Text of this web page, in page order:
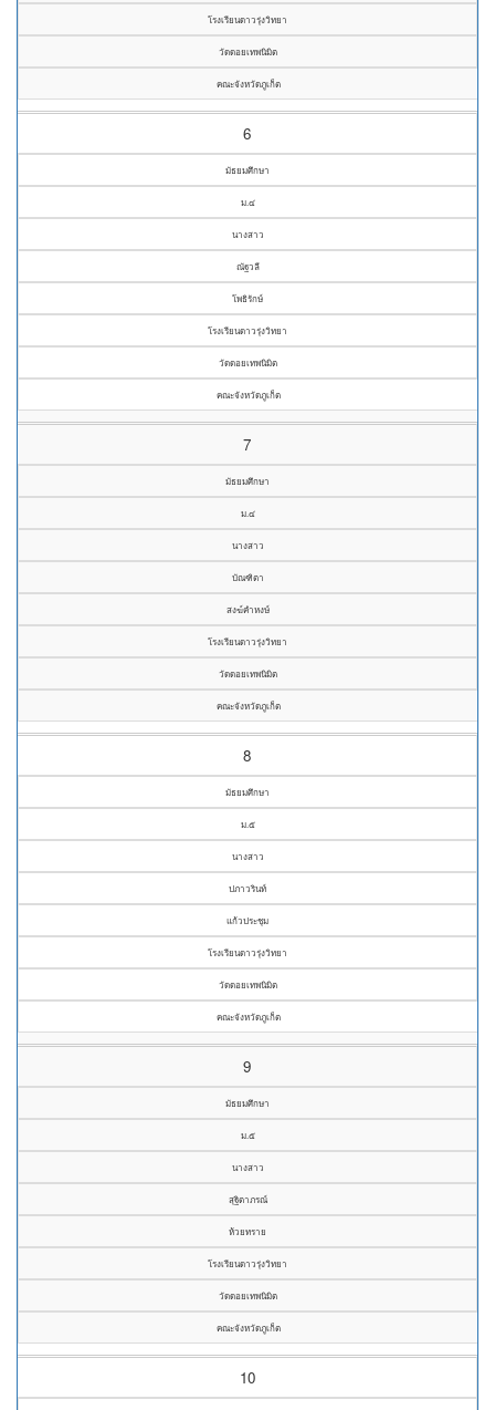
โรงเรียนดาวรุ่งวิทยา
วัดดอยเทพนิมิต
คณะจังหวัดภูเก็ต
6
มัธยมศึกษา
ม.๔
นางสาว
ณัฐวลี
โพธิรักษ์
โรงเรียนดาวรุ่งวิทยา
วัดดอยเทพนิมิต
คณะจังหวัดภูเก็ต
7
มัธยมศึกษา
ม.๔
นางสาว
บัณฑิตา
สงฆ์คำหงษ์
โรงเรียนดาวรุ่งวิทยา
วัดดอยเทพนิมิต
คณะจังหวัดภูเก็ต
8
มัธยมศึกษา
ม.๕
นางสาว
ปภาวรินท์
แก้วประชุม
โรงเรียนดาวรุ่งวิทยา
วัดดอยเทพนิมิต
คณะจังหวัดภูเก็ต
9
มัธยมศึกษา
ม.๕
นางสาว
สุฐิตาภรณ์
ห้วยทราย
โรงเรียนดาวรุ่งวิทยา
วัดดอยเทพนิมิต
คณะจังหวัดภูเก็ต
10